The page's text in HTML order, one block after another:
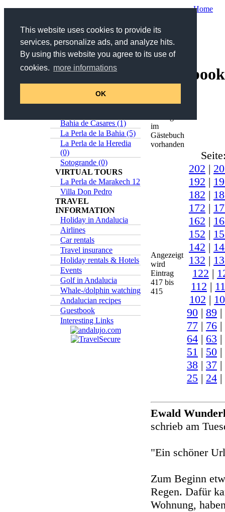
This website uses cookies to provide its
services, personalize ads, and analyze hits.
By using this website you agree to its use of
cookies. more informations
OK
Home
Search
Search title and description
Online-Catalog
Estepona (5)
Casares (0)
Bahia de Casares (1)
La Perla de la Bahia (5)
La Perla de la Heredia
(0)
Sotogrande (0)
VIRTUAL TOURS
La Perla de Marakech 12
Villa Don Pedro
TRAVEL
INFORMATION
Holiday in Andalucia
Airlines
Car rentals
Travel insurance
Holiday rentals & Hotels
Events
Golf in Andalucia
Whale-/dolphin watching
Andalucian recipes
Guestbook
Interesting Links
Guestbook
im
Gästebuch
vorhanden
Angezeigt
wird
Eintrag
417 bis
415
202 |
192 |
182 |
172 |
162 |
152 |
142 |
132 |
122 |
112 |
102 |
90 | 89 |
77 | 76 |
64 | 63 |
51 | 50 |
38 | 37 |
25 | 24 |
Ewald
schrieb am
"Ein schöner
Zum Beginn
Regen. Dafür
Wohnung,